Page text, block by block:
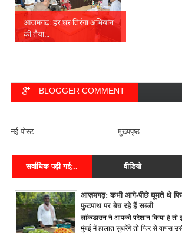
आजमगढ़: हर घर तिरंगा अभियान
की तैया...
BLOGGER COMMENT
नई पोस्ट मुख्यपृष्ठ
सर्वाधिक पढ़ी गई;.. वीडियो
आज़मगढ़: कभी आगे-पीछे घूमते थे
फुटपाथ पर बेच रहे हैं सब्जी
लॉकडाउन ने आपको परेशान किया है तो
मुंबई में हालात सुधरेंगे तो फिर से वापस